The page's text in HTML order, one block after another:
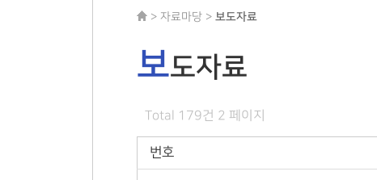
> 자료마당 >보도자료
보도자료
Total 179건 2 페이지
번호